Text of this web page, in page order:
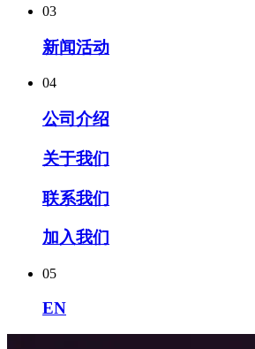
03
新闻活动
04
公司介绍
关于我们
联系我们
加入我们
05
EN